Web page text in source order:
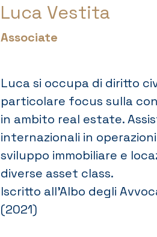
Luca Vestita
Associate
Luca si occupa di diritto
particolare focus sulla
in ambito real estate.
internazionali in
sviluppo immobiliare e
diverse asset class.
Iscritto all’Albo degli
(2021)